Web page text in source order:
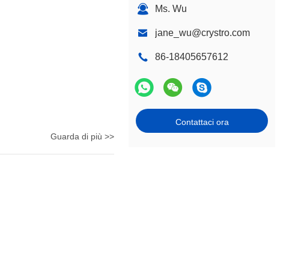
Ms. Wu
jane_wu@crystro.com
86-18405657612
Contattaci ora
Guarda di più >>